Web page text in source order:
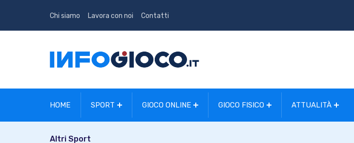
Chi siamo Lavora con noi Contatti
HOME SPORT GIOCO ONLINE GIOCO FISICO ATTUALITÀ
Altri Sport